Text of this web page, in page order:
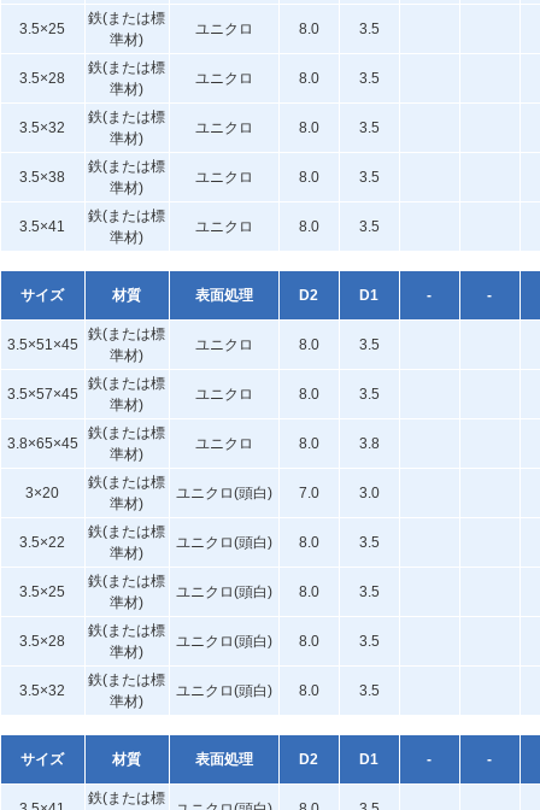
3.5×25
鉄(または標
準材)
ユニクロ 8.0 3.5
3.5×28
鉄(または標
準材)
ユニクロ 8.0 3.5
3.5×32
鉄(または標
準材)
ユニクロ 8.0 3.5
3.5×38
鉄(または標
準材)
ユニクロ 8.0 3.5
3.5×41
鉄(または標
準材)
ユニクロ 8.0 3.5
サイズ 材質 表面処理 D2 D1 - -
3.5×51×45
鉄(または標
準材)
ユニクロ 8.0 3.5
3.5×57×45
鉄(または標
準材)
ユニクロ 8.0 3.5
3.8×65×45
鉄(または標
準材)
ユニクロ 8.0 3.8
3×20
鉄(または標
準材)
ユニクロ(頭白) 7.0 3.0
3.5×22
鉄(または標
準材)
ユニクロ(頭白) 8.0 3.5
3.5×25
鉄(または標
準材)
ユニクロ(頭白) 8.0 3.5
3.5×28
鉄(または標
準材)
ユニクロ(頭白) 8.0 3.5
3.5×32
鉄(または標
準材)
ユニクロ(頭白) 8.0 3.5
サイズ 材質 表面処理 D2 D1 - -
鉄(または標